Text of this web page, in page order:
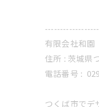
有限会社和園
住所 : 茨城県
電話番号 :
つくば市でデ